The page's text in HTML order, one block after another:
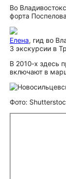
Во
форта
Елена, гид во
3 экскурсии в
В 2010‑х здесь
включают в
Фото: